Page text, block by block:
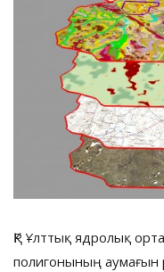
ҚР Ұлттық ядролық
полигонының аумағын